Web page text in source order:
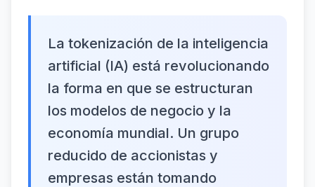
La tokenización de la inteligencia
artificial (IA) está revolucionando
la forma en que se estructuran
los modelos de negocio y la
economía mundial. Un grupo
reducido de accionistas y
empresas están tomando